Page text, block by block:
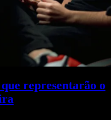
representarão o